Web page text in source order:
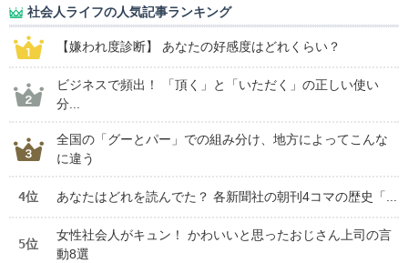
社会人ライフの人気記事ランキング
【嫌われ度診断】 あなたの好感度はどれくらい？
ビジネスで頻出！ 「頂く」と「いただく」の正しい使い
分...
全国の「グーとパー」での組み分け、地方によってこんな
に違う
4位 あなたはどれを読んでた？ 各新聞社の朝刊4コマの歴史「...
5位
女性社会人がキュン！ かわいいと思ったおじさん上司の言
動8選